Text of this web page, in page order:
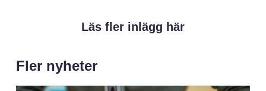
Läs fler inlägg här
Fler nyheter